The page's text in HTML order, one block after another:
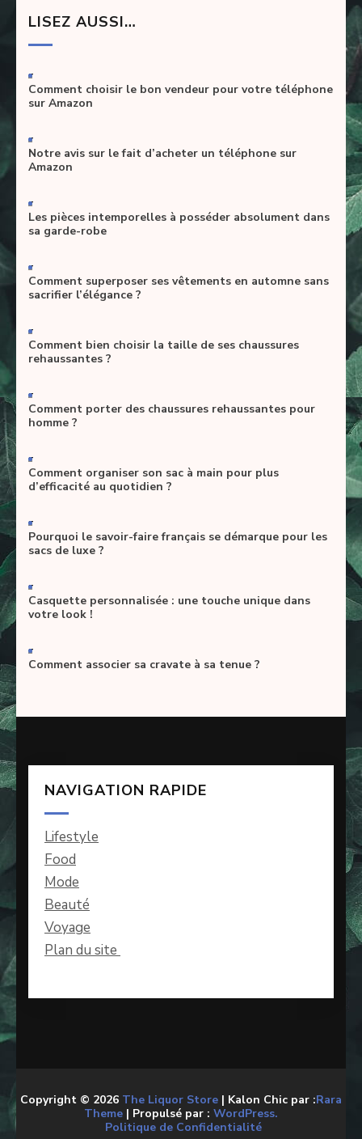
LISEZ AUSSI…
-
Comment choisir le bon vendeur pour votre téléphone
sur Amazon
-
Notre avis sur le fait d’acheter un téléphone sur
Amazon
-
Les pièces intemporelles à posséder absolument dans
sa garde-robe
-
Comment superposer ses vêtements en automne sans
sacrifier l’élégance ?
-
Comment bien choisir la taille de ses chaussures
rehaussantes ?
-
Comment porter des chaussures rehaussantes pour
homme ?
-
Comment organiser son sac à main pour plus
d’efficacité au quotidien ?
-
Pourquoi le savoir-faire français se démarque pour les
sacs de luxe ?
-
Casquette personnalisée : une touche unique dans
votre look !
-
Comment associer sa cravate à sa tenue ?
NAVIGATION RAPIDE
Lifestyle
Food
Mode
Beauté
Voyage
Plan du site
Copyright © 2026 The Liquor Store | Kalon Chic par :Rara
Theme | Propulsé par : WordPress.
Politique de Confidentialité